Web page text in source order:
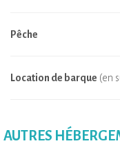
Pêche
Location de barque (en
AUTRES